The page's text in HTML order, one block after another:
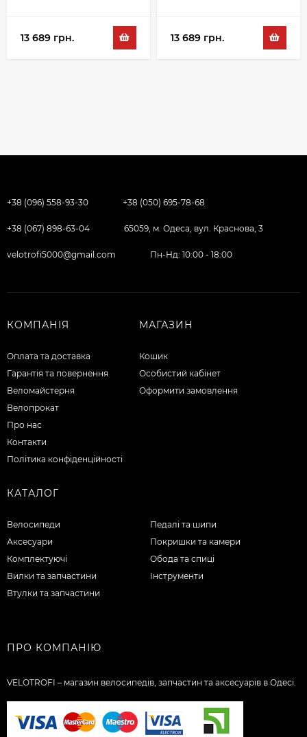
13 689 грн. 13 689 грн.
+38 (096) 558-93-30 +38 (050) 695-78-68
+38 (067) 898-63-04 65059, м. Одеса, вул. Краснова, 3
velotrofi5000@gmail.com Пн-Нд: 10:00 - 18:00
КОМПАНІЯ
Оплата та доставка
Гарантія та повернення
Веломайстерня
Велопрокат
Про нас
Контакти
Політика конфіденційності
МАГАЗИН
Кошик
Особистий кабінет
Оформити замовлення
КАТАЛОГ
Велосипеди
Аксесуари
Комплектуючі
Вилки та запчастини
Втулки та запчастини
Педалі та шипи
Покришки та камери
Обода та спиці
Інструменти
ПРО КОМПАНІЮ
VELOTROFI – магазин велосипедів, запчастин та аксесуарів в Одесі.